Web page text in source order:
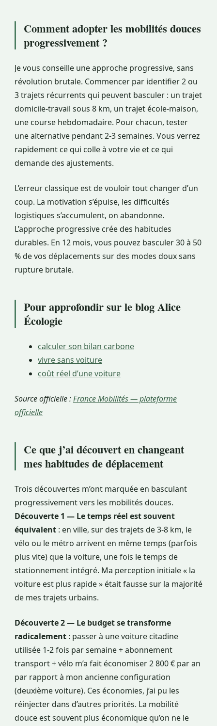
Comment adopter les mobilités douces
progressivement ?
Je vous conseille une approche progressive, sans
révolution brutale. Commencer par identifier 2 ou
3 trajets récurrents qui peuvent basculer : un trajet
domicile-travail sous 8 km, un trajet école-maison,
une course hebdomadaire. Pour chacun, tester
une alternative pendant 2-3 semaines. Vous verrez
rapidement ce qui colle à votre vie et ce qui
demande des ajustements.
L’erreur classique est de vouloir tout changer d’un
coup. La motivation s’épuise, les difficultés
logistiques s’accumulent, on abandonne.
L’approche progressive crée des habitudes
durables. En 12 mois, vous pouvez basculer 30 à 50
% de vos déplacements sur des modes doux sans
rupture brutale.
Pour approfondir sur le blog Alice
Écologie
calculer son bilan carbone
vivre sans voiture
coût réel d’une voiture
Source officielle :France Mobilités — plateforme
officielle
Ce que j’ai découvert en changeant
mes habitudes de déplacement
Trois découvertes m’ont marquée en basculant
progressivement vers les mobilités douces.
Découverte 1 — Le temps réel est souvent
équivalent : en ville, sur des trajets de 3-8 km, le
vélo ou le métro arrivent en même temps (parfois
plus vite) que la voiture, une fois le temps de
stationnement intégré. Ma perception initiale « la
voiture est plus rapide » était fausse sur la majorité
de mes trajets urbains.
Découverte 2 — Le budget se transforme
radicalement : passer à une voiture citadine
utilisée 1-2 fois par semaine + abonnement
transport + vélo m’a fait économiser 2 800 € par an
par rapport à mon ancienne configuration
(deuxième voiture). Ces économies, j’ai pu les
réinjecter dans d’autres priorités. La mobilité
douce est souvent plus économique qu’on ne le